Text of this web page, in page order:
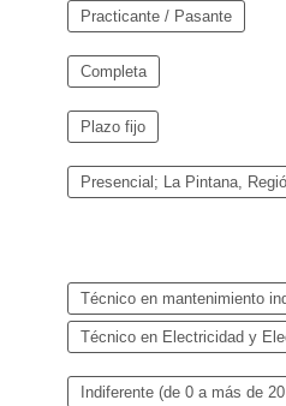
Practicante / Pasante
Completa
Plazo fijo
Presencial; La Pintana,
Técnico en mantenimiento
Técnico en Electricidad y
Indiferente (de 0 a más de